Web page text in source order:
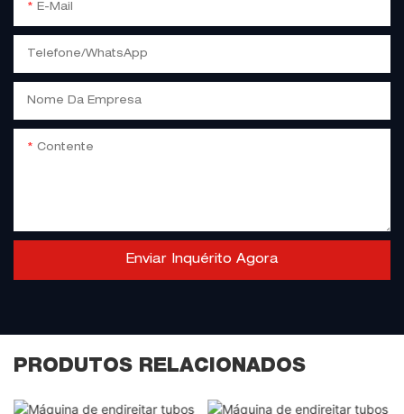
E-Mail
Telefone/WhatsApp
Nome Da Empresa
Contente
Enviar Inquérito Agora
PRODUTOS RELACIONADOS